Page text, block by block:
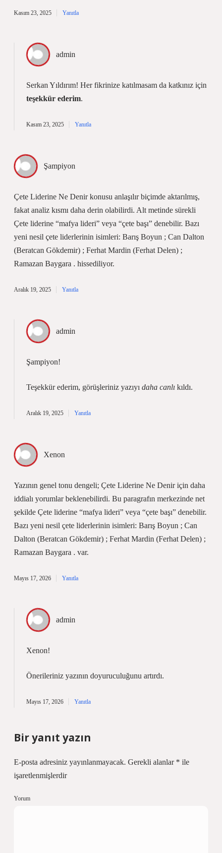
Kasım 23, 2025 Yanıtla
admin
Serkan Yıldırım! Her fikrinize katılmasam da katkınız için
teşekkür ederim.
Kasım 23, 2025 Yanıtla
Şampiyon
Çete Liderine Ne Denir konusu anlaşılır biçimde aktarılmış,
fakat analiz kısmı daha derin olabilirdi. Alt metinde sürekli
Çete liderine “mafya lideri” veya “çete başı” denebilir. Bazı
yeni nesil çete liderlerinin isimleri: Barış Boyun ; Can Dalton
(Beratcan Gökdemir) ; Ferhat Mardin (Ferhat Delen) ;
Ramazan Baygara . hissediliyor.
Aralık 19, 2025 Yanıtla
admin
Şampiyon!
Teşekkür ederim, görüşleriniz yazıyı daha canlı kıldı.
Aralık 19, 2025 Yanıtla
Xenon
Yazının genel tonu dengeli; Çete Liderine Ne Denir için daha
iddialı yorumlar beklenebilirdi. Bu paragrafın merkezinde net
şekilde Çete liderine “mafya lideri” veya “çete başı” denebilir.
Bazı yeni nesil çete liderlerinin isimleri: Barış Boyun ; Can
Dalton (Beratcan Gökdemir) ; Ferhat Mardin (Ferhat Delen) ;
Ramazan Baygara . var.
Mayıs 17, 2026 Yanıtla
admin
Xenon!
Önerileriniz yazının doyuruculuğunu artırdı.
Mayıs 17, 2026 Yanıtla
Bir yanıt yazın
E-posta adresiniz yayınlanmayacak. Gerekli alanlar * ile
işaretlenmişlerdir
Yorum